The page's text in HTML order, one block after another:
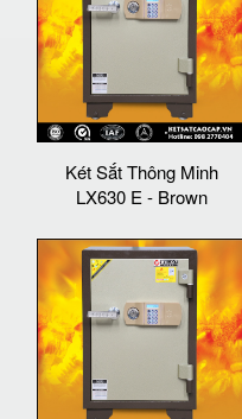
Két Sắt Thông Minh
LX630 E - Brown